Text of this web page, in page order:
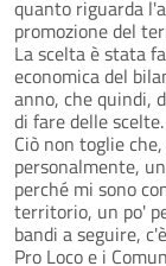
quanto riguarda
promozione del
La scelta è stata
economica del
anno, che quindi,
di fare delle scelte.
Ciò non toglie
personalmente,
perché mi sono
territorio, un po'
bandi a seguire,
Pro Loco e i